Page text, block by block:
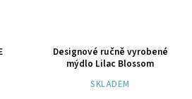
Designové ručně vyrobené
mýdlo Lilac Blossom
SKLADEM